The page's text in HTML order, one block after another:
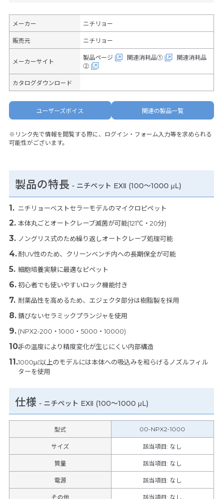
メーカー ニチリョー
販売元 ニチリョー
メーカーサイト
製品ページ 関連消耗品①
関連消耗品
②
カタログダウンロード
ユーザーズボイス 関連の製品一覧
※リンク先で情報を閲覧する際に、ログイン・フォーム入力等を求められる
可能性がございます。
製品の特長 - ニチペット EXⅡ (100～1000 μL)
ニチリョーベストセラーモデルのマイクロピペット
本体丸ごとオートクレーブ滅菌が可能(121℃・20分)
ノングリス式のため繰り返しオートクレーブ処理可能
耐UV性のため、クリーンベンチ内への長期保全が可能
細胞培養実験に最適なピペット
初心者でも使いやすいロック機能付き
耐薬品性を高めるため、エジェクタ部分は樹脂製を採用
錆びないセラミックプランジャを使用
(NPX2-200・1000・5000・10000)
手の温度により精度変化が生じにくい内部構造
1000μℓ以上のモデルには本体への吸込みを和らげるノズルフィル
ターを使用
仕様 - ニチペット EXⅡ (100～1000 μL)
型式 00-NPX2-1000
サイズ 該当項目: なし
質量 該当項目: なし
電源 該当項目: なし
その他 該当項目: なし